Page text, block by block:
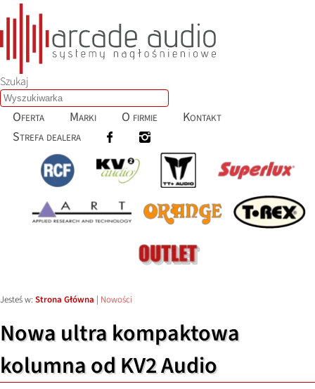
Szukaj
Oferta Marki O firmie
Kontakt
Strefa dealera
Jesteś w: Strona Główna | Nowości
Nowa ultra kompaktowa
kolumna od KV2 Audio